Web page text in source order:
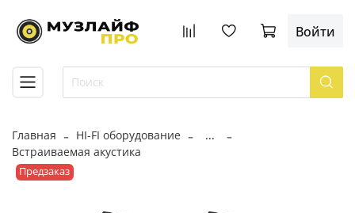
Войти
Главная HI-FI оборудование
...
Встраиваемая акустика
Предзаказ